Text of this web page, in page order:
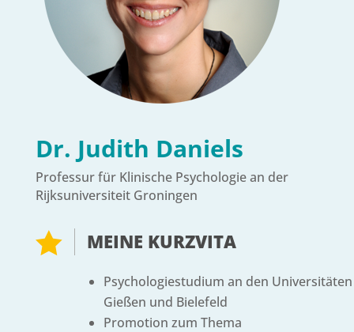
Dr. Judith Daniels
Professur für Klinische Psychologie an der
Rijksuniversiteit Groningen
 MEINE KURZVITA
Psychologiestudium an den Universitäten
Gießen und Bielefeld
Promotion zum Thema